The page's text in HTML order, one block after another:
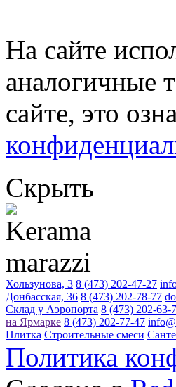
На сайте
аналогичные
сайте, это
Скрыть
Хользунова, 3 8 (473) 202-47-27
Донбасская, 36 8 (473) 202-78-77
Склад у Аэропорта 8 (473) 202-63-
на Ярмарке 8 (473) 202-77-47
Плитка Строительные смеси
Политика